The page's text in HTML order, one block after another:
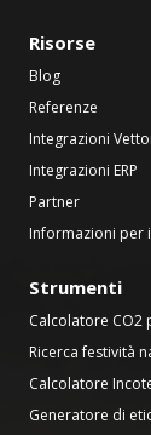
Risorse
Blog
Referenze
Integrazioni
Integrazioni ERP
Partner
Informazioni per
Strumenti
Calcolatore
Ricerca festività
Calcolatore
Generatore di